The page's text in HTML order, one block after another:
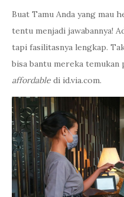
Buat Tamu Anda yang mau
tentu menjadi jawabannya!
tapi fasilitasnya lengkap.
bisa bantu mereka temukan
affordable di id.via.com.